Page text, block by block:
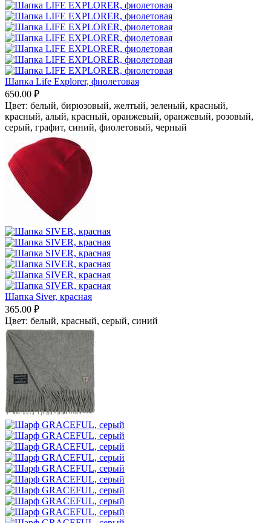
Шапка Life Explorer, фиолетовая
650.00 ₽
Цвет: белый, бирюзовый, желтый, зеленый, красный,
красный, алый, красный, оранжевый, оранжевый, розовый,
серый, графит, синий, фиолетовый, черный
Шапка Siver, красная
365.00 ₽
Цвет: белый, красный, серый, синий